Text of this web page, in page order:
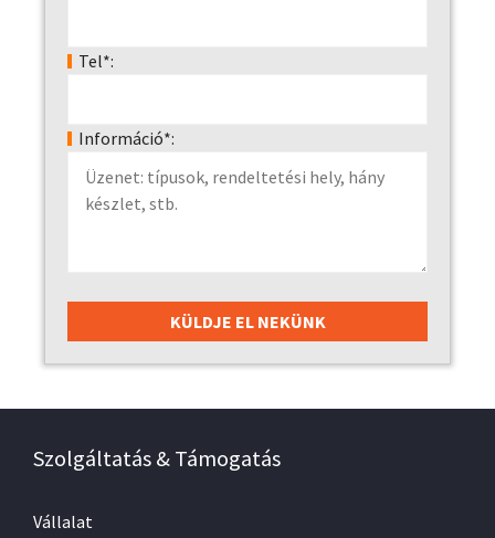
Tel*:
Információ*:
Szolgáltatás & Támogatás
Vállalat